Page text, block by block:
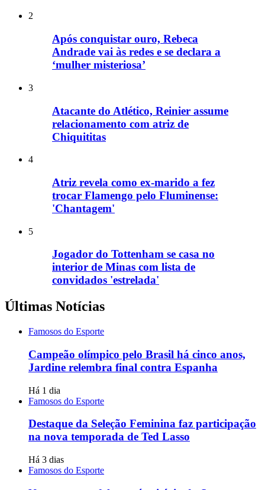
2
Após conquistar ouro, Rebeca
Andrade vai às redes e se declara a
‘mulher misteriosa’
3
Atacante do Atlético, Reinier assume
relacionamento com atriz de
Chiquititas
4
Atriz revela como ex-marido a fez
trocar Flamengo pelo Fluminense:
'Chantagem'
5
Jogador do Tottenham se casa no
interior de Minas com lista de
convidados 'estrelada'
Últimas Notícias
Famosos do Esporte
Campeão olímpico pelo Brasil há cinco anos,
Jardine relembra final contra Espanha
Há 1 dia
Famosos do Esporte
Destaque da Seleção Feminina faz participação
na nova temporada de Ted Lasso
Há 3 dias
Famosos do Esporte